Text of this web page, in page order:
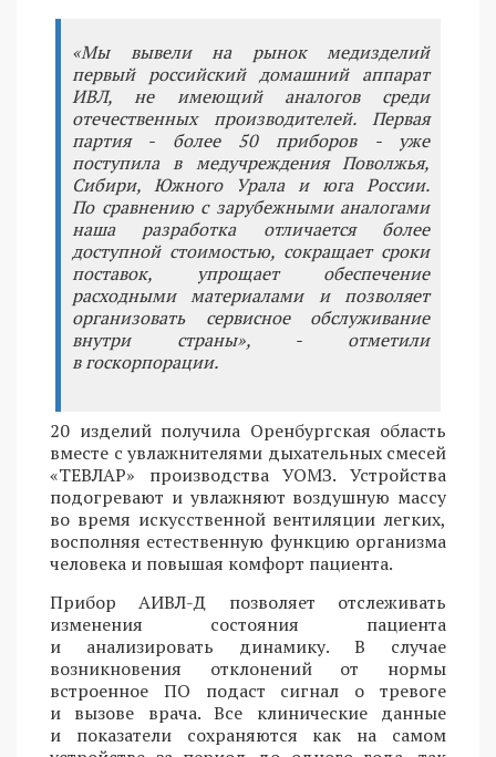
«Мы вывели на рынок медизделий
первый российский домашний аппарат
ИВЛ, не имеющий аналогов среди
отечественных производителей. Первая
партия - более 50 приборов - уже
поступила в медучреждения Поволжья,
Сибири, Южного Урала и юга России.
По сравнению с зарубежными аналогами
наша разработка отличается более
доступной стоимостью, сокращает сроки
поставок, упрощает обеспечение
расходными материалами и позволяет
организовать сервисное обслуживание
внутри страны», - отметили
в госкорпорации.
20 изделий получила Оренбургская область
вместе с увлажнителями дыхательных смесей
«ТЕВЛАР» производства УОМЗ. Устройства
подогревают и увлажняют воздушную массу
во время искусственной вентиляции легких,
восполняя естественную функцию организма
человека и повышая комфорт пациента.
Прибор АИВЛ-Д позволяет отслеживать
изменения состояния пациента
и анализировать динамику. В случае
возникновения отклонений от нормы
встроенное ПО подаст сигнал о тревоге
и вызове врача. Все клинические данные
и показатели сохраняются как на самом